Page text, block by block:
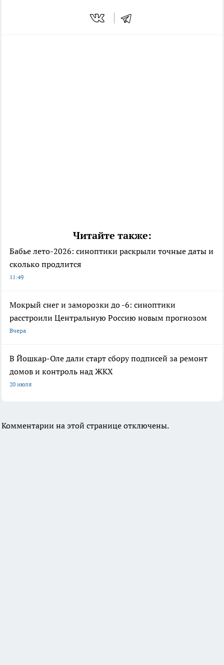
Читайте также:
Бабье лето-2026: синоптики раскрыли точные даты и
сколько продлится
11:49
Мокрый снег и заморозки до -6: синоптики
расстроили Центральную Россию новым прогнозом
Вчера
В Йошкар-Оле дали старт сбору подписей за ремонт
домов и контроль над ЖКХ
20 июля
Комментарии на этой странице отключены.